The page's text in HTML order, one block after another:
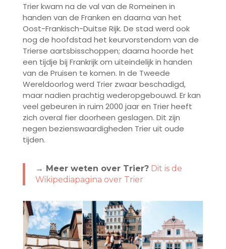
Trier kwam na de val van de Romeinen in
handen van de Franken en daarna van het
Oost-Frankisch-Duitse Rijk. De stad werd ook
nog de hoofdstad het keurvorstendom van de
Trierse aartsbisschoppen; daarna hoorde het
een tijdje bij Frankrijk om uiteindelijk in handen
van de Pruisen te komen. In de Tweede
Wereldoorlog werd Trier zwaar beschadigd,
maar nadien prachtig wederopgebouwd. Er kan
veel gebeuren in ruim 2000 jaar en Trier heeft
zich overal fier doorheen geslagen. Dit zijn
negen bezienswaardigheden Trier uit oude
tijden.
→ Meer weten over Trier? Dit is de
Wikipediapagina over Trier